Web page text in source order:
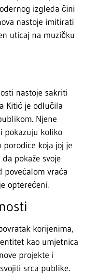
izgleda čini
nastoje imitirati
uticaj na muzičku
nastoje sakriti
Kitić je odlučila
Njene
pokazuju koliko
koja joj je
pokaže svoje
povećalom vraća
opterećeni.
korijenima,
kao umjetnica
projekte i
srca publike.